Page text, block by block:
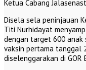
Ketua Cabang
Disela sela peninjauan
Titi Nurhidayat
dengan target 600 anak
vaksin pertama tanggal
diselenggarakan di GOR